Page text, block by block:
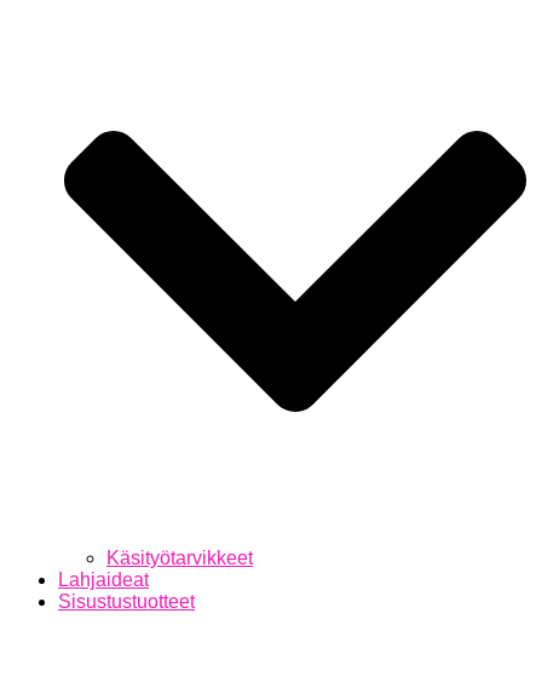
Käsityötarvikkeet
Lahjaideat
Sisustustuotteet